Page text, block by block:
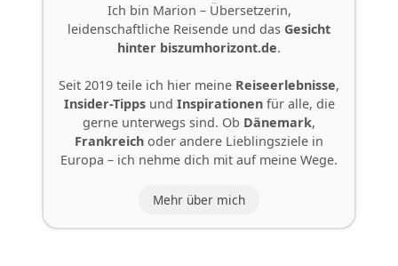
Ich bin Marion – Übersetzerin,
leidenschaftliche Reisende und das Gesicht
hinter biszumhorizont.de.
Seit 2019 teile ich hier meine Reiseerlebnisse,
Insider-Tippsund Inspirationenfür alle, die
gerne unterwegs sind. Ob Dänemark,
Frankreich oder andere Lieblingsziele in
Europa – ich nehme dich mit auf meine Wege.
Mehr über mich